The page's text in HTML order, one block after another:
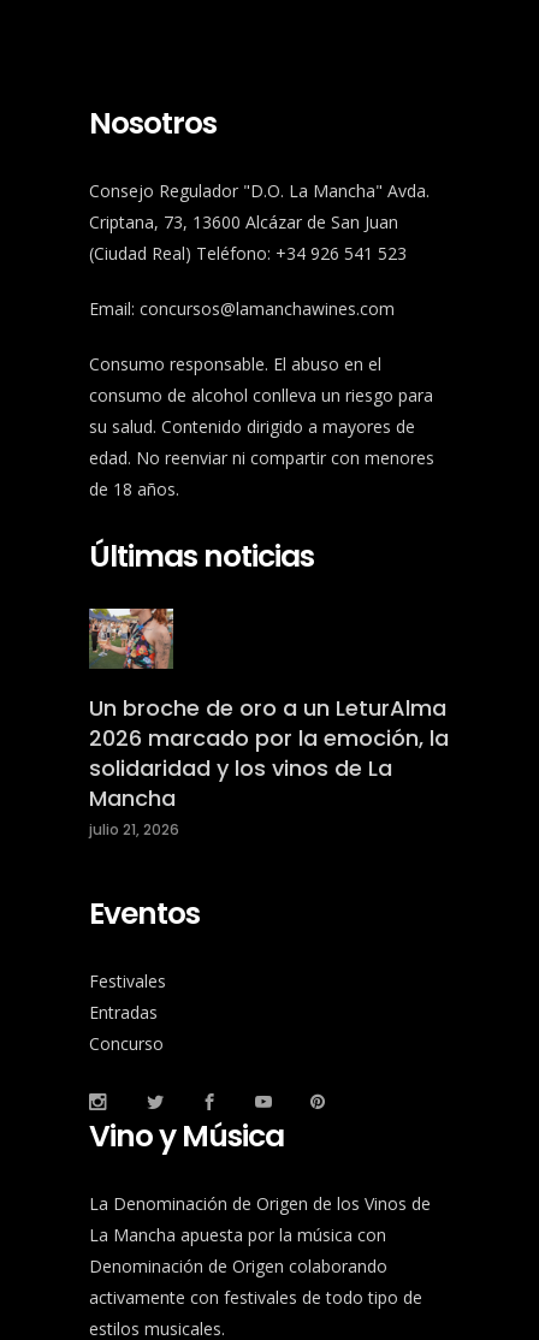
Nosotros
Consejo Regulador "D.O. La Mancha" Avda.
Criptana, 73, 13600 Alcázar de San Juan
(Ciudad Real) Teléfono: +34 926 541 523
Email: concursos@lamanchawines.com
Consumo responsable. El abuso en el
consumo de alcohol conlleva un riesgo para
su salud. Contenido dirigido a mayores de
edad. No reenviar ni compartir con menores
de 18 años.
Últimas noticias
Un broche de oro a un LeturAlma
2026 marcado por la emoción, la
solidaridad y los vinos de La
Mancha
julio 21, 2026
Eventos
Festivales
Entradas
Concurso
Vino y Música
La Denominación de Origen de los Vinos de
La Mancha apuesta por la música con
Denominación de Origen colaborando
activamente con festivales de todo tipo de
estilos musicales.